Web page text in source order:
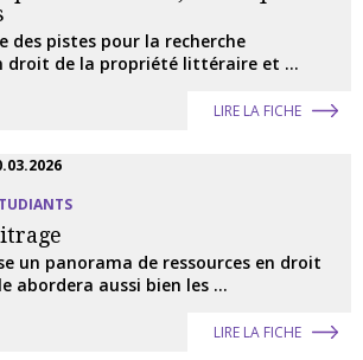
des pistes pour la recherche
droit de la propriété littéraire et ...
LIRE LA FICHE
un panorama de ressources en droit
abordera aussi bien les ...
LIRE LA FICHE